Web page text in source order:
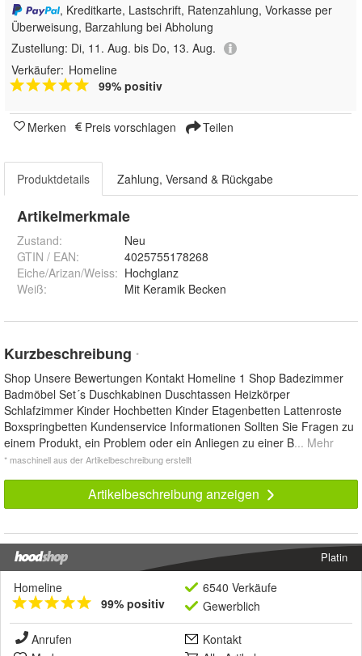
, Kreditkarte, Lastschrift, Ratenzahlung, Vorkasse per
Überweisung, Barzahlung bei Abholung
Zustellung: Di, 11. Aug. bis Do, 13. Aug.
Verkäufer: Homeline
99% positiv
Merken Preis vorschlagen Teilen
Produktdetails Zahlung, Versand & Rückgabe
Artikelmerkmale
Zustand:
Neu
GTIN / EAN:
4025755178268
Eiche/Arizan/Weiss: Hochglanz
Weiß: Mit Keramik Becken
Kurzbeschreibung *
Shop Unsere Bewertungen Kontakt Homeline 1 Shop Badezimmer
Badmöbel Set´s Duschkabinen Duschtassen Heizkörper
Schlafzimmer Kinder Hochbetten Kinder Etagenbetten Lattenroste
Boxspringbetten Kundenservice Informationen Sollten Sie Fragen zu
einem Produkt, ein Problem oder ein Anliegen zu einer B... Mehr
* maschinell aus der Artikelbeschreibung erstellt
Artikelbeschreibung anzeigen
Platin
Homeline
99% positiv
6540 Verkäufe
Gewerblich
Anrufen
Kontakt